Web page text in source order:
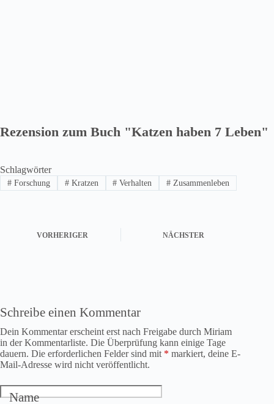
Rezension zum Buch "Katzen haben 7 Leben"
Schlagwörter
#Forschung #Kratzen # Verhalten # Zusammenleben
VORHERIGER NÄCHSTER
Schreibe einen Kommentar
Dein Kommentar erscheint erst nach Freigabe durch Miriam
in der Kommentarliste. Die Überprüfung kann einige Tage
dauern. Die erforderlichen Felder sind mit * markiert, deine E-
Mail-Adresse wird nicht veröffentlicht.
Name